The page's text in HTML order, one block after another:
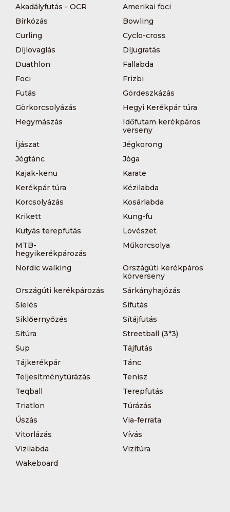
Akadályfutás - OCR
Amerikai foci
Bírkózás
Bowling
Curling
Cyclo-cross
Díjlovaglás
Díjugratás
Duathlon
Fallabda
Foci
Frizbi
Futás
Gördeszkázás
Görkorcsolyázás
Hegyi Kerékpár túra
Hegymászás
Időfutam kerékpáros
verseny
Íjászat
Jégkorong
Jégtánc
Jóga
Kajak-kenu
Karate
Kerékpár túra
Kézilabda
Korcsolyázás
Kosárlabda
Krikett
Kung-fu
Kutyás terepfutás
Lövészet
MTB-
hegyikerékpározás
Műkorcsolya
Nordic walking
Országúti kerékpáros
körverseny
Országúti kerékpározás
Sárkányhajózás
Síelés
Sífutás
Siklőernyőzés
Sítájfutás
Sítúra
Streetball (3*3)
Sup
Tájfutás
Tájkerékpár
Tánc
Teljesítménytúrázás
Tenisz
Teqball
Terepfutás
Triatlon
Túrázás
Úszás
Via-ferrata
Vitorlázás
Vívás
Vizilabda
Vizitúra
Wakeboard